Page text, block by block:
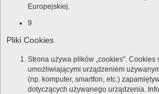
Europejskiej.
9
Pliki Cookies
Strona używa plików „cookies". Cookies
umożliwiającymi urządzeniem
(np. komputer, smartfon, etc.)
dotyczących używanego urządzenia.